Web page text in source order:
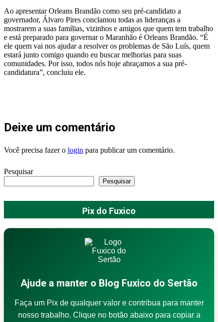
Ao apresentar Orleans Brandão como seu pré-candidato a
governador, Álvaro Pires conclamou todas as lideranças a
mostrarem a suas famílias, vizinhos e amigos que quem tem trabalho
e está preparado para governar o Maranhão é Orleans Brandão. “É
ele quem vai nos ajudar a resolver os problemas de São Luís, quem
estará junto comigo quando eu buscar melhorias para suas
comunidades. Por isso, todos nós hoje abraçamos a sua pré-
candidatura”, concluiu ele.
Deixe um comentário
Você precisa fazer o login para publicar um comentário.
Pesquisar
Pesquisar
Pix do Fuxico
Ajude a manter o Blog Fuxico do Sertão
Faça um Pix de qualquer valor e contribua para manter
nosso trabalho. Clique no botão abaixo para copiar a